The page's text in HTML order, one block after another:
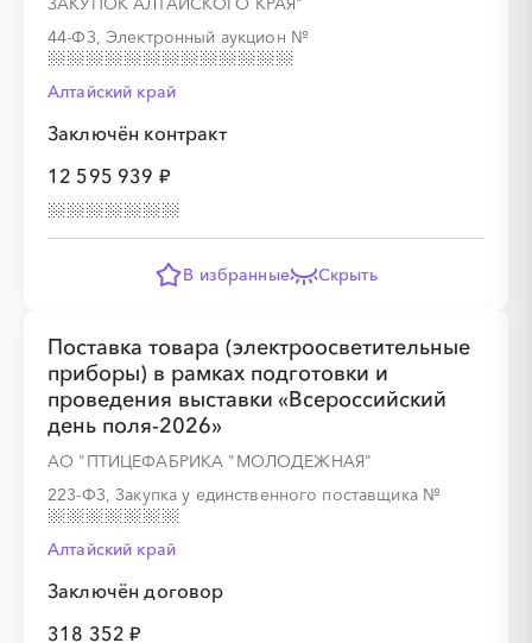
44-ФЗ, Электронный аукцион №
Алтайский край
Заключён контракт
12 595 939 ₽
В избранные Скрыть
Поставка товара (электроосветительные
приборы) в рамках подготовки и
проведения выставки «Всероссийский
день поля-2026»
АО "ПТИЦЕФАБРИКА "МОЛОДЕЖНАЯ"
223-ФЗ, Закупка у единственного поставщика №
Алтайский край
Заключён договор
318 352 ₽
░
░
░
░
░